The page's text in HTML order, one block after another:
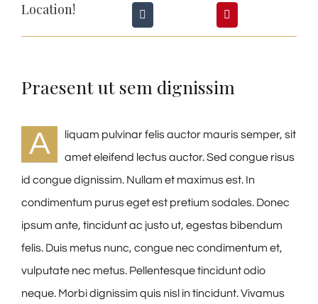
Location!
Praesent ut sem dignissim
A
liquam pulvinar felis auctor mauris semper, sit
amet eleifend lectus auctor. Sed congue risus
id congue dignissim. Nullam et maximus est. In
condimentum purus eget est pretium sodales. Donec
ipsum ante, tincidunt ac justo ut, egestas bibendum
felis. Duis metus nunc, congue nec condimentum et,
vulputate nec metus. Pellentesque tincidunt odio
neque. Morbi dignissim quis nisl in tincidunt. Vivamus